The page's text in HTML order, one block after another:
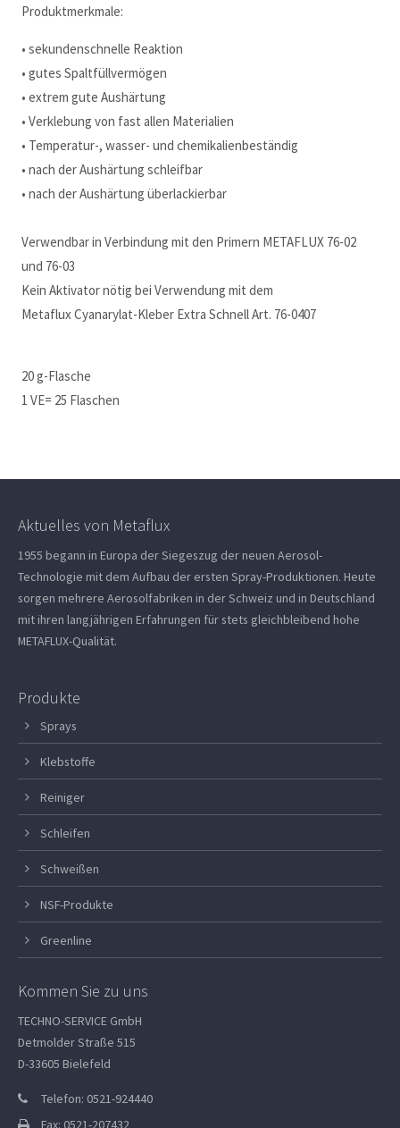
Produktmerkmale:
• sekundenschnelle Reaktion
• gutes Spaltfüllvermögen
• extrem gute Aushärtung
• Verklebung von fast allen Materialien
• Temperatur-, wasser- und chemikalienbeständig
• nach der Aushärtung schleifbar
• nach der Aushärtung überlackierbar
Verwendbar in Verbindung mit den Primern METAFLUX 76-02
und 76-03
Kein Aktivator nötig bei Verwendung mit dem
Metaflux Cyanarylat-Kleber Extra Schnell Art. 76-0407
20 g-Flasche
1 VE= 25 Flaschen
Aktuelles von Metaflux
1955 begann in Europa der Siegeszug der neuen Aerosol-
Technologie mit dem Aufbau der ersten Spray-Produktionen. Heute
sorgen mehrere Aerosolfabriken in der Schweiz und in Deutschland
mit ihren langjährigen Erfahrungen für stets gleichbleibend hohe
METAFLUX-Qualität.
Produkte
Sprays
Klebstoffe
Reiniger
Schleifen
Schweißen
NSF-Produkte
Greenline
Kommen Sie zu uns
TECHNO-SERVICE GmbH
Detmolder Straße 515
D-33605 Bielefeld
Telefon: 0521-924440
Fax: 0521-207432